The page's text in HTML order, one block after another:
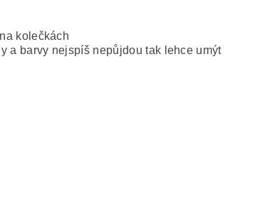
kolečkách
a barvy nejspíš nepůjdou tak lehce umýt